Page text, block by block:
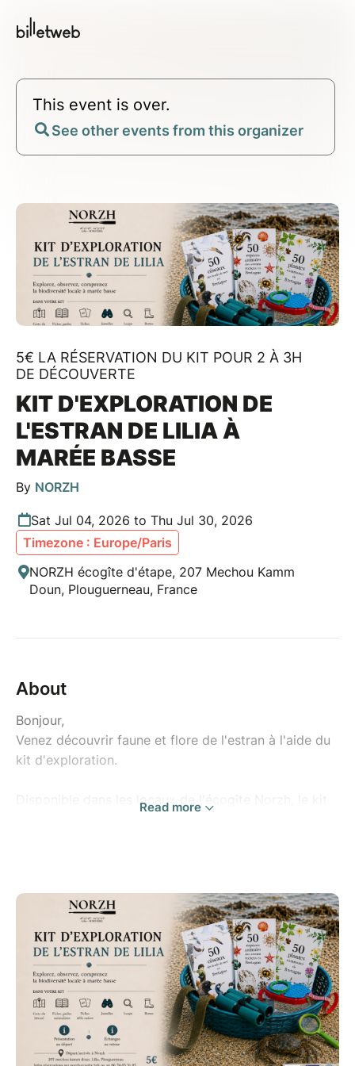
This event is over.
See other events from this organizer
5€ LA RÉSERVATION DU KIT POUR 2 À 3H
DE DÉCOUVERTE
KIT D'EXPLORATION DE
L'ESTRAN DE LILIA À
MARÉE BASSE
By NORZH
Sat Jul 04, 2026 to Thu Jul 30, 2026
Timezone : Europe/Paris
NORZH écogîte d'étape, 207 Mechou Kamm
Doun, Plouguerneau, France
About
Bonjour,
Venez découvrir faune et flore de l'estran à l'aide du
kit d'exploration.
Disponible dans les locaux de l'écogîte Norzh, le kit
Après un court temps d'échange au départ pour vous
présenter le kit et vous aiguiller vers vos
explorations, c'est l'heure de la découverte.
Et si vous aimez les défis, il y a même des objectifs
secrets cachés dans le kit...
A votre retour au gîte, nous prendrons également un
court temps pour étudier vos découvertes, répondre
Read more